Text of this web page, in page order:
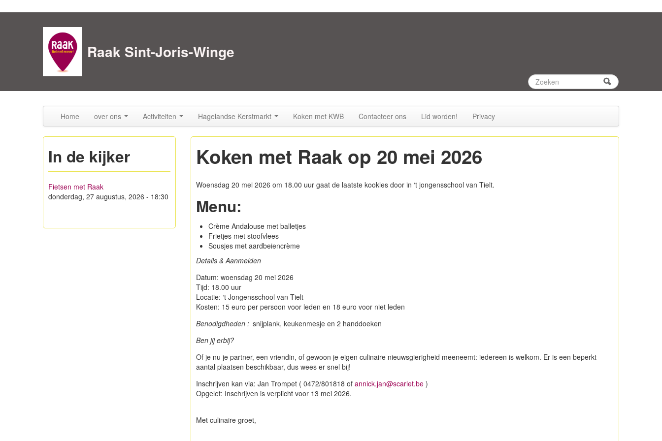
Raak Sint-Joris-Winge
Zoekveld
Zoeken
Home over ons Activiteiten Hagelandse Kerstmarkt Koken met KWB Contacteer ons Lid worden! Privacy
In de kijker
Fietsen met Raak
donderdag, 27 augustus, 2026 - 18:30
Koken met Raak op 20 mei 2026
Woensdag 20 mei 2026 om 18.00 uur gaat de laatste kookles door in ‘t jongensschool van Tielt.
Menu:
Crème Andalouse met balletjes
Frietjes met stoofvlees
Sousjes met aardbeiencrème
Details & Aanmelden
Datum: woensdag 20 mei 2026
Tijd: 18.00 uur
Locatie: ‘t Jongensschool van Tielt
Kosten: 15 euro per persoon voor leden en 18 euro voor niet leden
Benodigdheden : snijplank, keukenmesje en 2 handdoeken
Ben jij erbij?
Of je nu je partner, een vriendin, of gewoon je eigen culinaire nieuwsgierigheid meeneemt: iedereen is welkom. Er is een beperkt
aantal plaatsen beschikbaar, dus wees er snel bij!
Inschrijven kan via: Jan Trompet ( 0472/801818 of annick.jan@scarlet.be )
Opgelet: Inschrijven is verplicht voor 13 mei 2026.
Met culinaire groet,